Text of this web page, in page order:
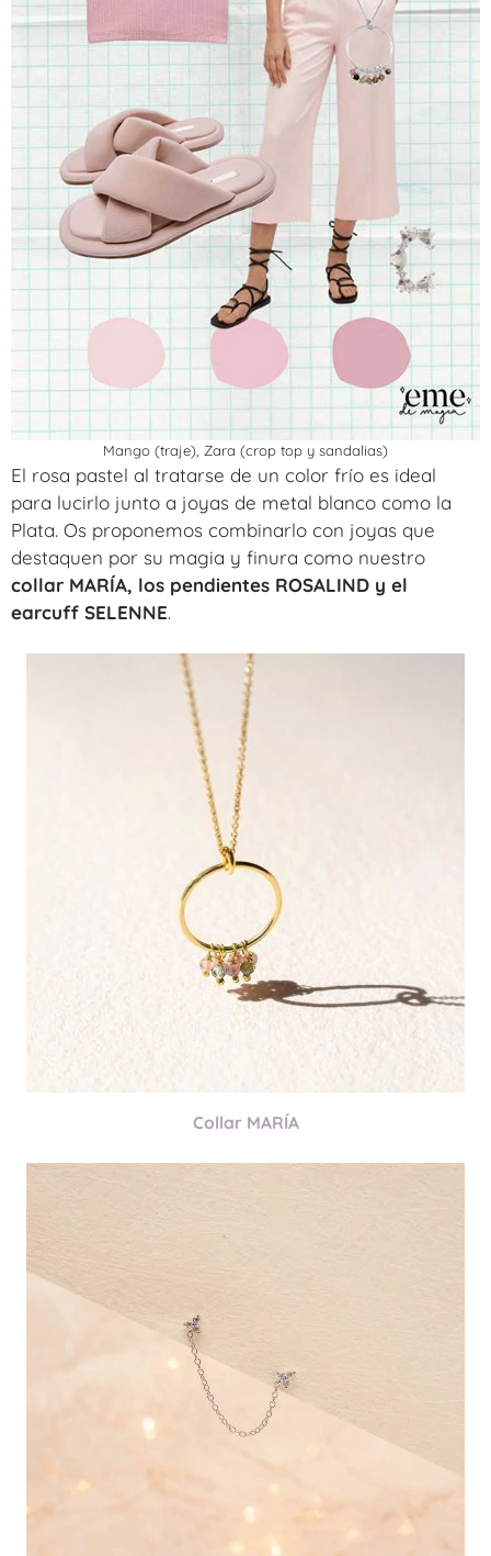
Mango (traje), Zara (crop top y sandalias)
El rosa pastel al tratarse de un color frío es ideal
para lucirlo junto a joyas de metal blanco como la
Plata. Os proponemos combinarlo con joyas que
destaquen por su magia y finura como nuestro
collar MARÍA, los pendientes ROSALIND y el
earcuff SELENNE.
Collar MARÍA